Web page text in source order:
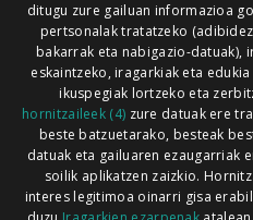
ditugu zure gailuan informazioa
pertsonalak tratatzeko
bakarrak eta nabigazio-datuak),
eskaintzeko, iragarkiak eta
ikuspegiak lortzeko eta
hornitzaileek (4) zure datuak ere
beste batzuetarako, besteak
datuak eta gailuaren ezaugarriak
soilik aplikatzen zaizkio.
interes legitimoa oinarri gisa